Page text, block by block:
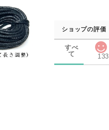
ショップの評価
すべ
て
133